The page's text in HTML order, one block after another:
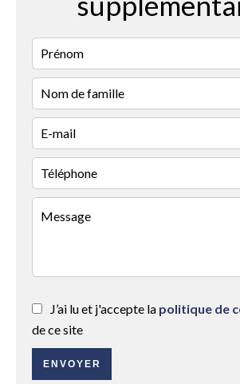
J’ai lu et j'accepte la politique de
de ce site
ENVOYER